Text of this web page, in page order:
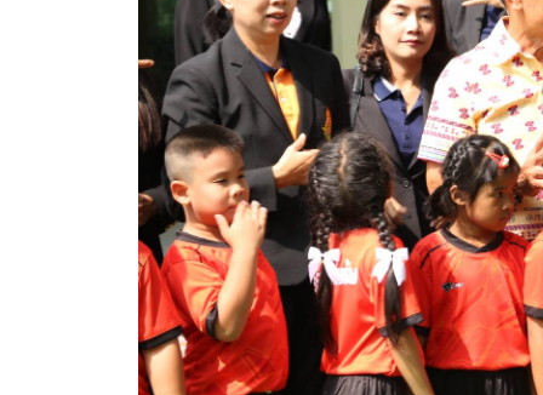
สรุปผลการประเมินความพึงพอใจ
ระบบสืบค้นข้อมูล ประกาศ ก.จ.จ. สุพรรณบุรี (พ.ศ
Document
คลินิกเซ็นเตอร์
แบบฟอร์มบริหารงานบุคคล
รายงานตรวจสอบภายใน